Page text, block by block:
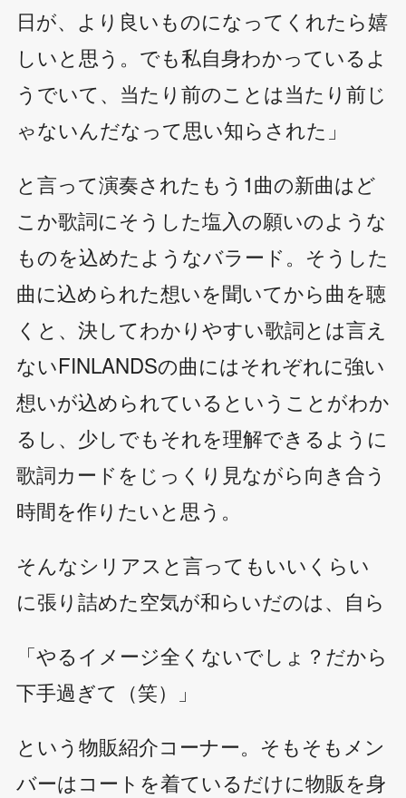
日が、より良いものになってくれたら嬉
しいと思う。でも私自身わかっているよ
うでいて、当たり前のことは当たり前じ
ゃないんだなって思い知らされた」
と言って演奏されたもう1曲の新曲はど
こか歌詞にそうした塩入の願いのような
ものを込めたようなバラード。そうした
曲に込められた想いを聞いてから曲を聴
くと、決してわかりやすい歌詞とは言え
ないFINLANDSの曲にはそれぞれに強い
想いが込められているということがわか
るし、少しでもそれを理解できるように
歌詞カードをじっくり見ながら向き合う
時間を作りたいと思う。
そんなシリアスと言ってもいいくらい
に張り詰めた空気が和らいだのは、自ら
「やるイメージ全くないでしょ？だから
下手過ぎて（笑）」
という物販紹介コーナー。そもそもメン
バーはコートを着ているだけに物販を身